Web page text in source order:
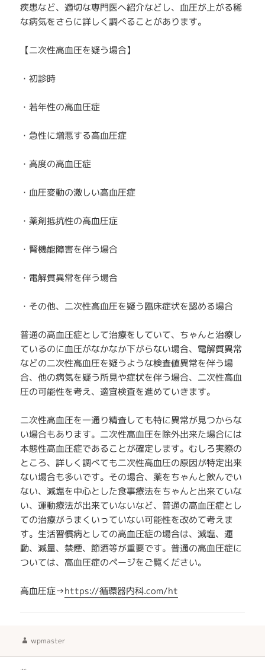
疾患など、適切な専門医へ紹介などし、血圧が上がる稀
な病気をさらに詳しく調べることがあります。
【二次性高血圧を疑う場合】
・初診時
・若年性の高血圧症
・急性に増悪する高血圧症
・高度の高血圧症
・血圧変動の激しい高血圧症
・薬剤抵抗性の高血圧症
・腎機能障害を伴う場合
・電解質異常を伴う場合
・その他、二次性高血圧を疑う臨床症状を認める場合
普通の高血圧症として治療をしていて、ちゃんと治療し
ているのに血圧がなかなか下がらない場合、電解質異常
などの二次性高血圧を疑うような検査値異常を伴う場
合、他の病気を疑う所見や症状を伴う場合、二次性高血
圧の可能性を考え、適宜検査を進めていきます。
二次性高血圧を一通り精査しても特に異常が見つからな
い場合もあります。二次性高血圧を除外出来た場合には
本態性高血圧症であることが確定します。むしろ実際の
ところ、詳しく調べても二次性高血圧の原因が特定出来
ない場合も多いです。その場合、薬をちゃんと飲んでい
ない、減塩を中心とした食事療法をちゃんと出来ていな
い、運動療法が出来ていないなど、普通の高血圧症とし
ての治療がうまくいっていない可能性を改めて考えま
す。生活習慣病としての高血圧症の場合は、減塩、運
動、減量、禁煙、節酒等が重要です。普通の高血圧症に
ついては、高血圧症のページをご覧ください。
高血圧症→https://循環器内科.com/ht
作
wpmaster